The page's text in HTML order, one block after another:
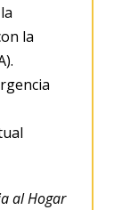
la
al Hogar